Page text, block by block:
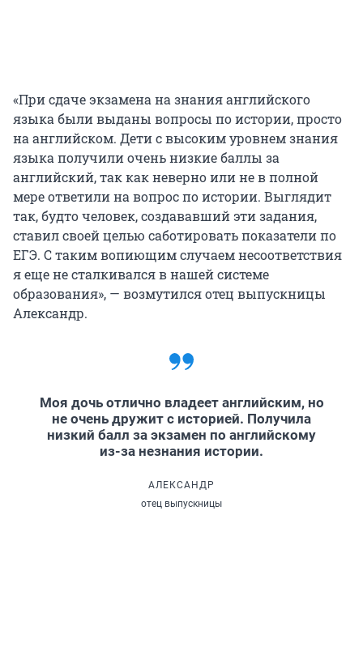
«При сдаче экзамена на знания английского
языка были выданы вопросы по истории, просто
на английском. Дети с высоким уровнем знания
языка получили очень низкие баллы за
английский, так как неверно или не в полной
мере ответили на вопрос по истории. Выглядит
так, будто человек, создававший эти задания,
ставил своей целью саботировать показатели по
ЕГЭ. С таким вопиющим случаем несоответствия
я еще не сталкивался в нашей системе
образования», — возмутился отец выпускницы
Александр.
Моя дочь отлично владеет английским, но
не очень дружит с историей. Получила
низкий балл за экзамен по английскому
из-за незнания истории.
АЛЕКСАНДР
отец выпускницы